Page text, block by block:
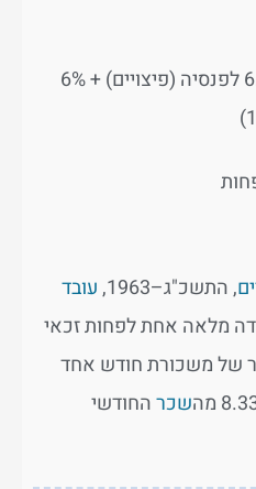
הפרשות המעסיק: 6.5% לפנסיה (פיצויים) + 6%
, התשכ"ג–1963,
עובד
מלאה אחת לפחות זכאי
של משכורת חודש אחד
שכרהחודשי